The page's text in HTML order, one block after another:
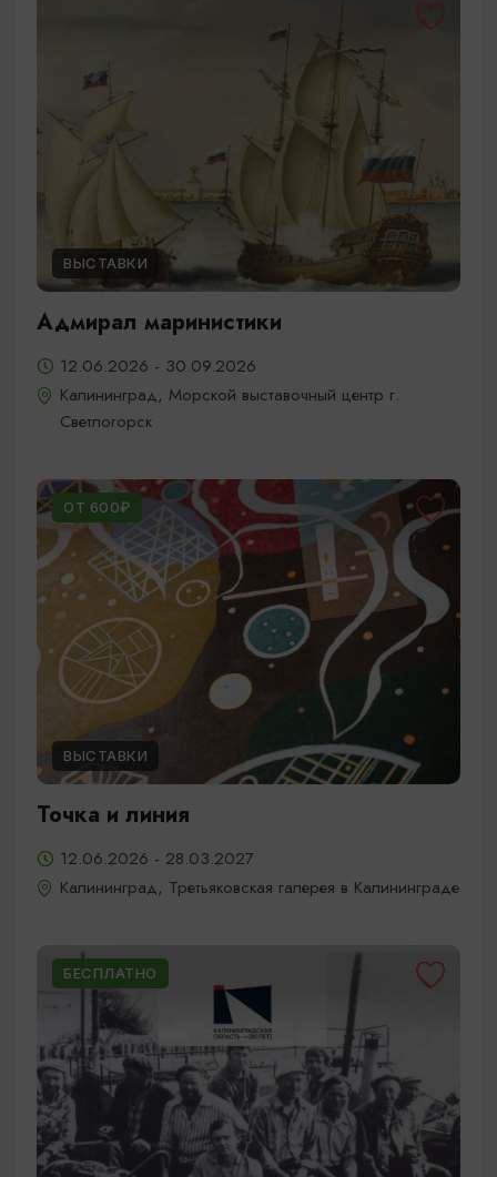
ВЫСТАВКИ
Адмирал маринистики
12.06.2026 - 30.09.2026
Калининград, Морской выставочный центр г.
Светлогорск
ОТ 600₽
ВЫСТАВКИ
Точка и линия
12.06.2026 - 28.03.2027
Калининград, Третьяковская галерея в Калининграде
БЕСПЛАТНО